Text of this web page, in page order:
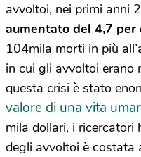
avvoltoi, nei primi anni
aumentato del 4,7 per
104mila morti in più
in cui gli avvoltoi erano
questa crisi è stato
valore di una vita
mila dollari, i ricercatori
degli avvoltoi è costata